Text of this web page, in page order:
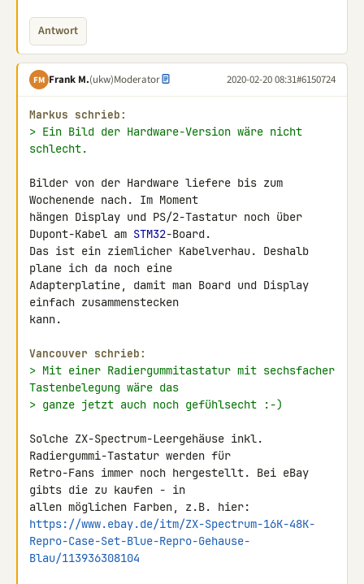
Antwort
FM Frank M.(ukw)Moderator 2020-02-20 08:31#6150724
Markus schrieb:
> Ein Bild der Hardware-Version wäre nicht
schlecht.
Bilder von der Hardware liefere bis zum
Wochenende nach. Im Moment
hängen Display und PS/2-Tastatur noch über
Dupont-Kabel am STM32-Board.
Das ist ein ziemlicher Kabelverhau. Deshalb
plane ich da noch eine
Adapterplatine, damit man Board und Display
einfach zusammenstecken
kann.
Vancouver schrieb:
> Mit einer Radiergummitastatur mit sechsfacher
Tastenbelegung wäre das
> ganze jetzt auch noch gefühlsecht :-)
Solche ZX-Spectrum-Leergehäuse inkl.
Radiergummi-Tastatur werden für
Retro-Fans immer noch hergestellt. Bei eBay
gibts die zu kaufen - in
https://www.ebay.de/itm/ZX-Spectrum-16K-48K-
Repro-Case-Set-Blue-Repro-Gehause-
Blau/113936308104